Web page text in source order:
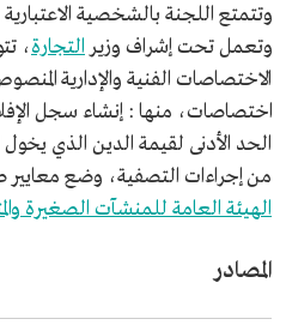
وتتمتع اللجنة بالشخصية الاعتبارية
وتعمل تحت إشراف وزير التجارة،
الاختصاصات الفنية والإدارية
اختصاصات، منها : إنشاء سجل
الحد الأدنى لقيمة الدين الذي
من إجراءات التصفية، وضع معايير
الهيئة العامة للمنشآت الصغيرة
المصادر